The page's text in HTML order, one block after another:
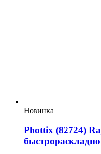
Новинка
Phottix (82724)